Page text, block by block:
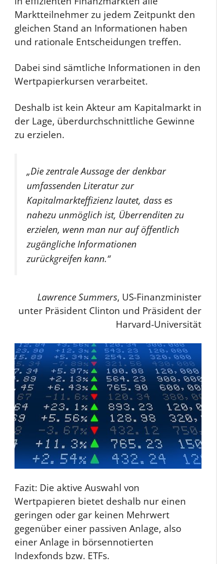
Marktteilnehmer zu jedem Zeitpunkt den
gleichen Stand an Informationen haben
und rationale Entscheidungen treffen.
Dabei sind sämtliche Informationen in den
Wertpapierkursen verarbeitet.
Deshalb ist kein Akteur am Kapitalmarkt in
der Lage, überdurchschnittliche Gewinne
zu erzielen.
„Die zentrale Aussage der denkbar
umfassenden Literatur zur
Kapitalmarkteffizienz lautet, dass es
nahezu unmöglich ist, Überrenditen zu
erzielen, wenn man nur auf öffentlich
zugängliche Informationen
zurückgreifen kann.“
Lawrence Summers, US-Finanzminister
unter Präsident Clinton und Präsident der
Harvard-Universität
Fazit: Die aktive Auswahl von
Wertpapieren bietet deshalb nur einen
geringen oder gar keinen Mehrwert
gegenüber einer passiven Anlage, also
einer Anlage in börsennotierten
Indexfonds bzw. ETFs.